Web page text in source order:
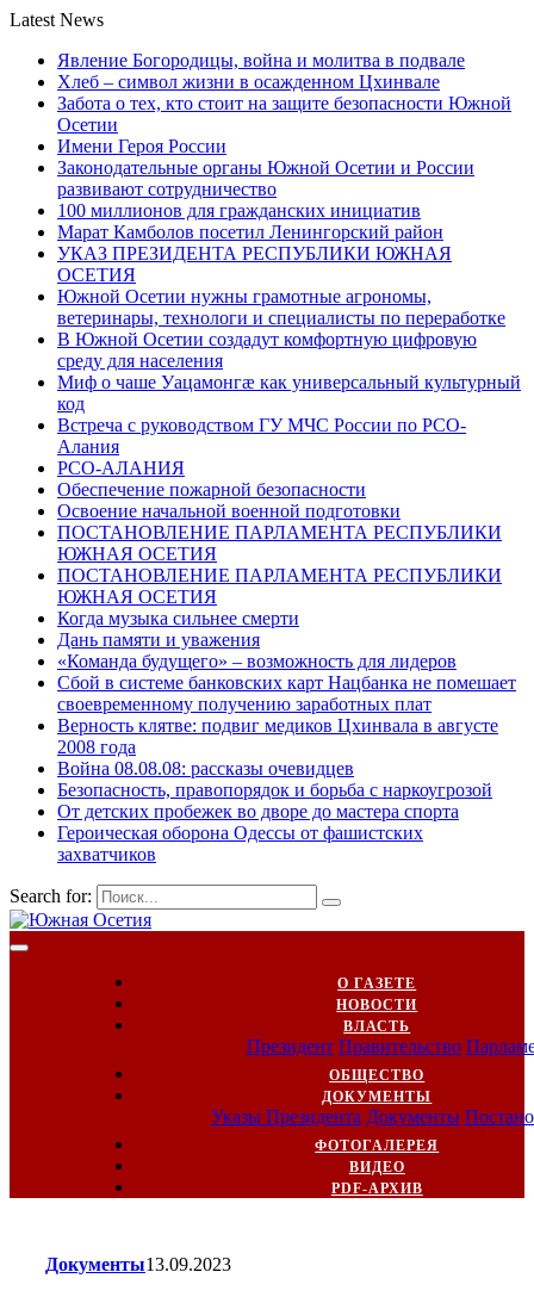
Latest News
Явление Богородицы, война и молитва в подвале
Хлеб – символ жизни в осажденном Цхинвале
Забота о тех, кто стоит на защите безопасности Южной
Осетии
Имени Героя России
Законодательные органы Южной Осетии и России
развивают сотрудничество
100 миллионов для гражданских инициатив
Марат Камболов посетил Ленингорский район
УКАЗ ПРЕЗИДЕНТА РЕСПУБЛИКИ ЮЖНАЯ
ОСЕТИЯ
Южной Осетии нужны грамотные агрономы,
ветеринары, технологи и специалисты по переработке
В Южной Осетии создадут комфортную цифровую
среду для населения
Миф о чаше Уацамонгæ как универсальный культурный
код
Встреча с руководством ГУ МЧС России по РСО-
Алания
РСО-АЛАНИЯ
Обеспечение пожарной безопасности
Освоение начальной военной подготовки
ПОСТАНОВЛЕНИЕ ПАРЛАМЕНТА РЕСПУБЛИКИ
ЮЖНАЯ ОСЕТИЯ
ПОСТАНОВЛЕНИЕ ПАРЛАМЕНТА РЕСПУБЛИКИ
ЮЖНАЯ ОСЕТИЯ
Когда музыка сильнее смерти
Дань памяти и уважения
«Команда будущего» – возможность для лидеров
Сбой в системе банковских карт Нацбанка не помешает
своевременному получению заработных плат
Верность клятве: подвиг медиков Цхинвала в августе
2008 года
Война 08.08.08: рассказы очевидцев
Безопасность, правопорядок и борьба с наркоугрозой
От детских пробежек во дворе до мастера спорта
Героическая оборона Одессы от фашистских
захватчиков
Search for:
О ГАЗЕТЕ
НОВОСТИ
ВЛАСТЬ
Президент Правительство
ОБЩЕСТВО
ДОКУМЕНТЫ
Указы Президента Документы
ФОТОГАЛЕРЕЯ
ВИДЕО
PDF-АРХИВ
Документы13.09.2023